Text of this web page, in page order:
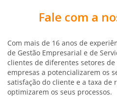
Fale com a
Com mais de 16 anos de
de Gestão Empresarial e de
clientes de diferentes setores
empresas a potencializarem os
satisfação do cliente e a taxa de
optimizarem os seus processos.